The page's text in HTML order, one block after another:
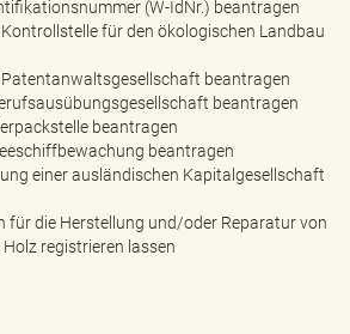
(W-IdNr.) beantragen
für den ökologischen Landbau
beantragen
beantragen
beantragen
beantragen
einer ausländischen Kapitalgesellschaft
für die Herstellung und/oder Reparatur von
registrieren lassen